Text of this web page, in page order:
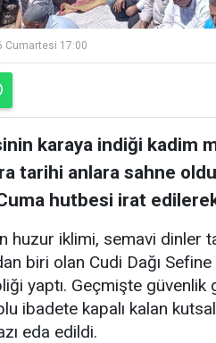
Cumartesi 17:00
karaya indiği kadim
tarihi anlara sahne
hutbesi irat edilerek
huzur iklimi, semavi dinler
biri olan Cudi Dağı
yaptı. Geçmişte güvenlik
ibadete kapalı kalan
eda edildi.